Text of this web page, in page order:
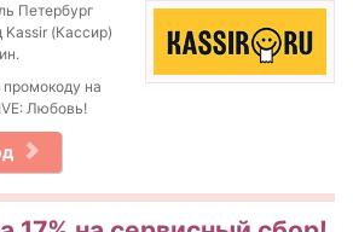
Петербург
(Кассир)
промокоду на
Любовь!